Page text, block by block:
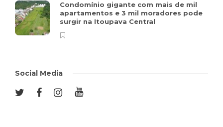
Condomínio gigante com mais de mil
apartamentos e 3 mil moradores pode
surgir na Itoupava Central
Social Media